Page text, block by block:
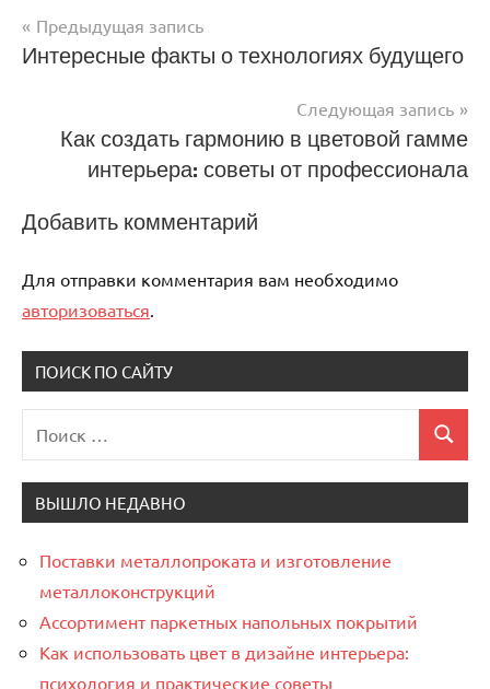
Навигация
записям
Предыдущая запись
Интересные факты о технологиях будущего
Следующая запись
Как создать гармонию в цветовой гамме
интерьера: советы от профессионала
Добавить комментарий
Для отправки комментария вам необходимо
авторизоваться
ПОИСК ПО САЙТУ
для:
Поиск
ВЫШЛО НЕДАВНО
Поставки металлопроката и изготовление
металлоконструкций
Ассортимент паркетных напольных покрытий
Как использовать цвет в дизайне интерьера:
психология и практические советы